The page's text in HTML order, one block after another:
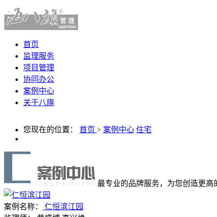
首页
监理服务
项目管理
协同办公
案例中心
关于八旗
您现在的位置： 首页 > 案例中心 住宅
最专业的品牌服务，为您创造更高
案例名称：
仁恒滨江园